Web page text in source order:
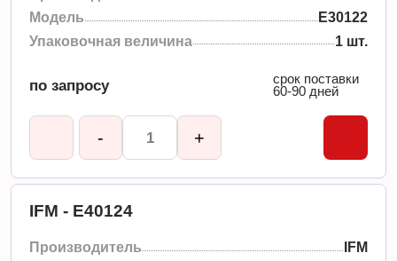
Модель
E30122
Упаковочная величина
1 шт.
по запросу
срок поставки
60-90 дней
- +
IFM - E40124
Производитель
IFM